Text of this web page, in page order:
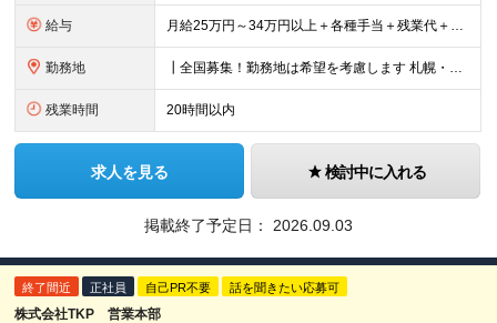
給与 月給25万円～34万円以上＋各種手当＋残業代＋賞与年2回 初年度想定年収：348万円～ ※経験・能力を考慮のうえ優遇します。 ※上記にはエリア給（10,000円～15,000円）、見込み残業代（20
勤務地 ┃全国募集！勤務地は希望を考慮します 札幌・仙台・東京・横浜・金沢・名古屋・大阪・京都・広島・福岡 募集 ※上記のほか、全国に拠点あり ※キャリアアップやキャリアシフトに伴う転勤も一部ありますが、基
残業時間 20時間以内
求人を見る 検討中に入れる
掲載終了予定日： 2026.09.03
終了間近 正社員 自己PR不要 話を聞きたい応募可
株式会社TKP 営業本部